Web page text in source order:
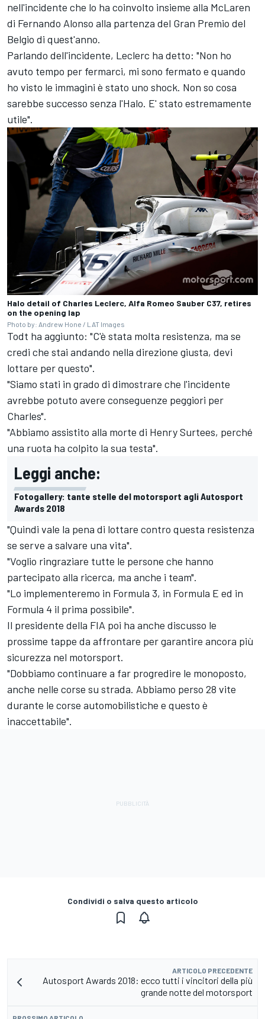
nell'incidente che lo ha coinvolto insieme alla McLaren
di Fernando Alonso alla partenza del Gran Premio del
Belgio di quest'anno.
Parlando dell'incidente, Leclerc ha detto: "Non ho
avuto tempo per fermarci, mi sono fermato e quando
ho visto le immagini è stato uno shock. Non so cosa
sarebbe successo senza l'Halo. E' stato estremamente
utile".
Halo detail of Charles Leclerc, Alfa Romeo Sauber C37, retires
on the opening lap
Photo by: Andrew Hone / LAT Images
Todt ha aggiunto: "C'è stata molta resistenza, ma se
credi che stai andando nella direzione giusta, devi
lottare per questo".
"Siamo stati in grado di dimostrare che l'incidente
avrebbe potuto avere conseguenze peggiori per
Charles".
"Abbiamo assistito alla morte di Henry Surtees, perché
una ruota ha colpito la sua testa".
Leggi anche:
Fotogallery: tante stelle del motorsport agli Autosport
Awards 2018
"Quindi vale la pena di lottare contro questa resistenza
se serve a salvare una vita".
"Voglio ringraziare tutte le persone che hanno
partecipato alla ricerca, ma anche i team".
"Lo implementeremo in Formula 3, in Formula E ed in
Formula 4 il prima possibile".
Il presidente della FIA poi ha anche discusso le
prossime tappe da affrontare per garantire ancora più
sicurezza nel motorsport.
"Dobbiamo continuare a far progredire le monoposto,
anche nelle corse su strada. Abbiamo perso 28 vite
durante le corse automobilistiche e questo è
inaccettabile".
Condividi o salva questo articolo
ARTICOLO PRECEDENTE
Autosport Awards 2018: ecco tutti i vincitori della più
grande notte del motorsport